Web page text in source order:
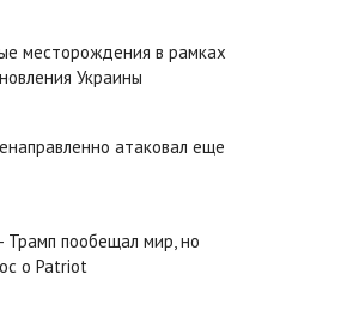
месторождения в рамках
Украины
атаковал еще
Трамп пообещал мир, но
о Patriot